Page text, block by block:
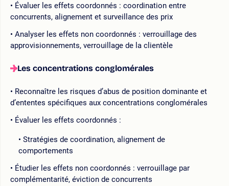
Évaluer les effets coordonnés : coordination entre
concurrents, alignement et surveillance des prix
Analyser les effets non coordonnés : verrouillage des
approvisionnements, verrouillage de la clientèle
Les concentrations conglomérales
Reconnaître les risques d’abus de position dominante et
d’ententes spécifiques aux concentrations conglomérales
Évaluer les effets coordonnés :
Stratégies de coordination, alignement de
comportements
Étudier les effets non coordonnés : verrouillage par
complémentarité, éviction de concurrents